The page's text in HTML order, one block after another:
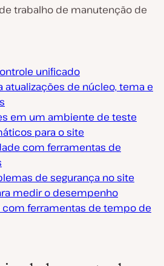
trabalho de manutenção de
unificado
atualizações de núcleo, tema e
em um ambiente de teste
para o site
com ferramentas de
de segurança no site
medir o desempenho
com ferramentas de tempo de